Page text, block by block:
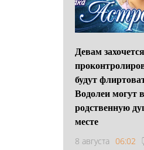
Девам
будут
Водолеи могут
родственную
месте
8 августа 06:02